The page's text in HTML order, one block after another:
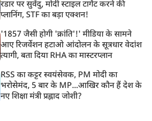
रडार पर सुवेंदु, मोदी स्टाइल टार्गेट करने की
प्लानिंग, STF का बड़ा एक्शन!
'1857 जैसी होगी 'क्रांति'!' मीडिया के सामने
आए रिजर्वेशन हटाओ आंदोलन के सूत्रधार वेदांश
त्यागी, बता दिया RHA का मास्टरप्लान
RSS का कट्टर स्वयंसेवक, PM मोदी का
भरोसेमंद, 5 बार के MP...आखिर कौन हैं देश के
नए शिक्षा मंत्री प्रह्लाद जोशी?